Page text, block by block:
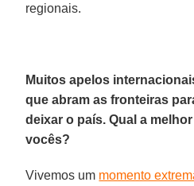
regionais.
Muitos apelos
que abram as fronteiras
deixar o país. Qual a
vocês?
Vivemos um momento